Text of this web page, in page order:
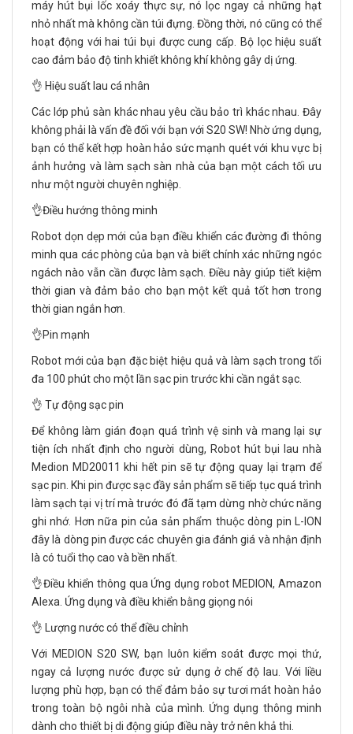
máy hút bụi lốc xoáy thực sự, nó lọc ngay cả những hạt
nhỏ nhất mà không cần túi đựng. Đồng thời, nó cũng có thể
hoạt động với hai túi bụi được cung cấp. Bộ lọc hiệu suất
cao đảm bảo độ tinh khiết không khí không gây dị ứng.
👌 Hiệu suất lau cá nhân
Các lớp phủ sàn khác nhau yêu cầu bảo trì khác nhau. Đây
không phải là vấn đề đối với bạn với S20 SW! Nhờ ứng dụng,
bạn có thể kết hợp hoàn hảo sức mạnh quét với khu vực bị
ảnh hưởng và làm sạch sàn nhà của bạn một cách tối ưu
như một người chuyên nghiệp.
👌Điều hướng thông minh
Robot dọn dẹp mới của bạn điều khiển các đường đi thông
minh qua các phòng của bạn và biết chính xác những ngóc
ngách nào vẫn cần được làm sạch. Điều này giúp tiết kiệm
thời gian và đảm bảo cho bạn một kết quả tốt hơn trong
thời gian ngắn hơn.
👌Pin mạnh
Robot mới của bạn đặc biệt hiệu quả và làm sạch trong tối
đa 100 phút cho một lần sạc pin trước khi cần ngắt sạc.
👌 Tự động sạc pin
Để không làm gián đoạn quá trình vệ sinh và mang lại sự
tiện ích nhất định cho người dùng, Robot hút bụi lau nhà
Medion MD20011 khi hết pin sẽ tự động quay lại trạm để
sạc pin. Khi pin được sạc đầy sản phẩm sẽ tiếp tục quá trình
làm sạch tại vị trí mà trước đó đã tạm dừng nhờ chức năng
ghi nhớ. Hơn nữa pin của sản phẩm thuộc dòng pin L-ION
đây là dòng pin được các chuyên gia đánh giá và nhận định
là có tuổi thọ cao và bền nhất.
👌Điều khiển thông qua Ứng dụng robot MEDION, Amazon
Alexa. Ứng dụng và điều khiển bằng giọng nói
👌 Lượng nước có thể điều chỉnh
Với MEDION S20 SW, bạn luôn kiểm soát được mọi thứ,
ngay cả lượng nước được sử dụng ở chế độ lau. Với liều
lượng phù hợp, bạn có thể đảm bảo sự tươi mát hoàn hảo
trong toàn bộ ngôi nhà của mình. Ứng dụng thông minh
dành cho thiết bị di động giúp điều này trở nên khả thi.